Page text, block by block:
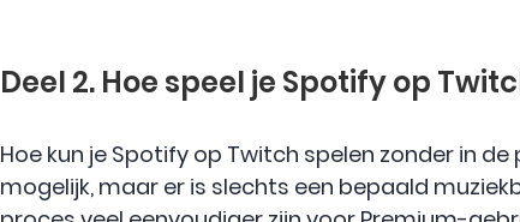
Deel 2. Hoe speel je Spotify op
Hoe kun je Spotify op Twitch spelen zonder in
mogelijk, maar er is slechts een bepaald